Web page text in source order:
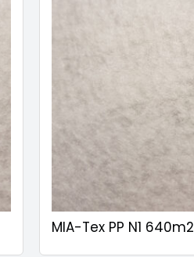
MIA-Tex PP N1 640m2